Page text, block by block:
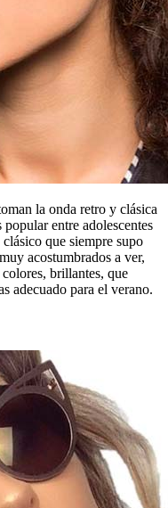
la onda retro y clásica
entre adolescentes
que siempre supo
acostumbrados a ver,
brillantes, que
adecuado para el verano.